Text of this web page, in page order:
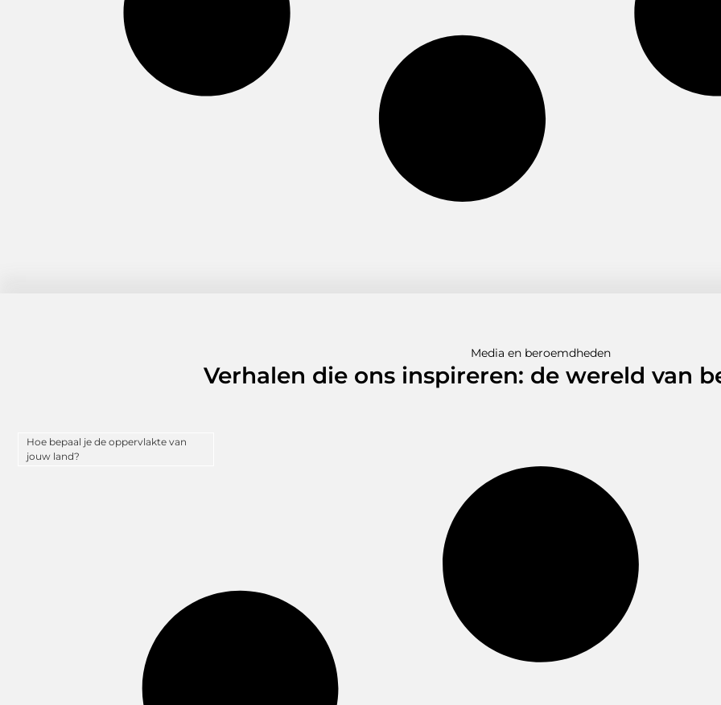
Media en beroemdheden
Verhalen die ons inspireren: de wereld van
Hoe bepaal je de oppervlakte van
jouw land?